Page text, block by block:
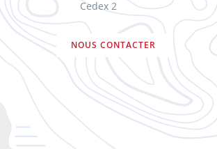
Cedex 2
NOUS CONTACTER